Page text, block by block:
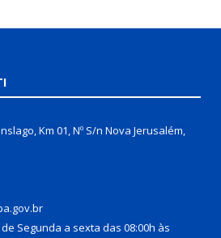
Km 01, Nº S/n Nova Jerusalém,
Segunda a sexta das 08:00h às